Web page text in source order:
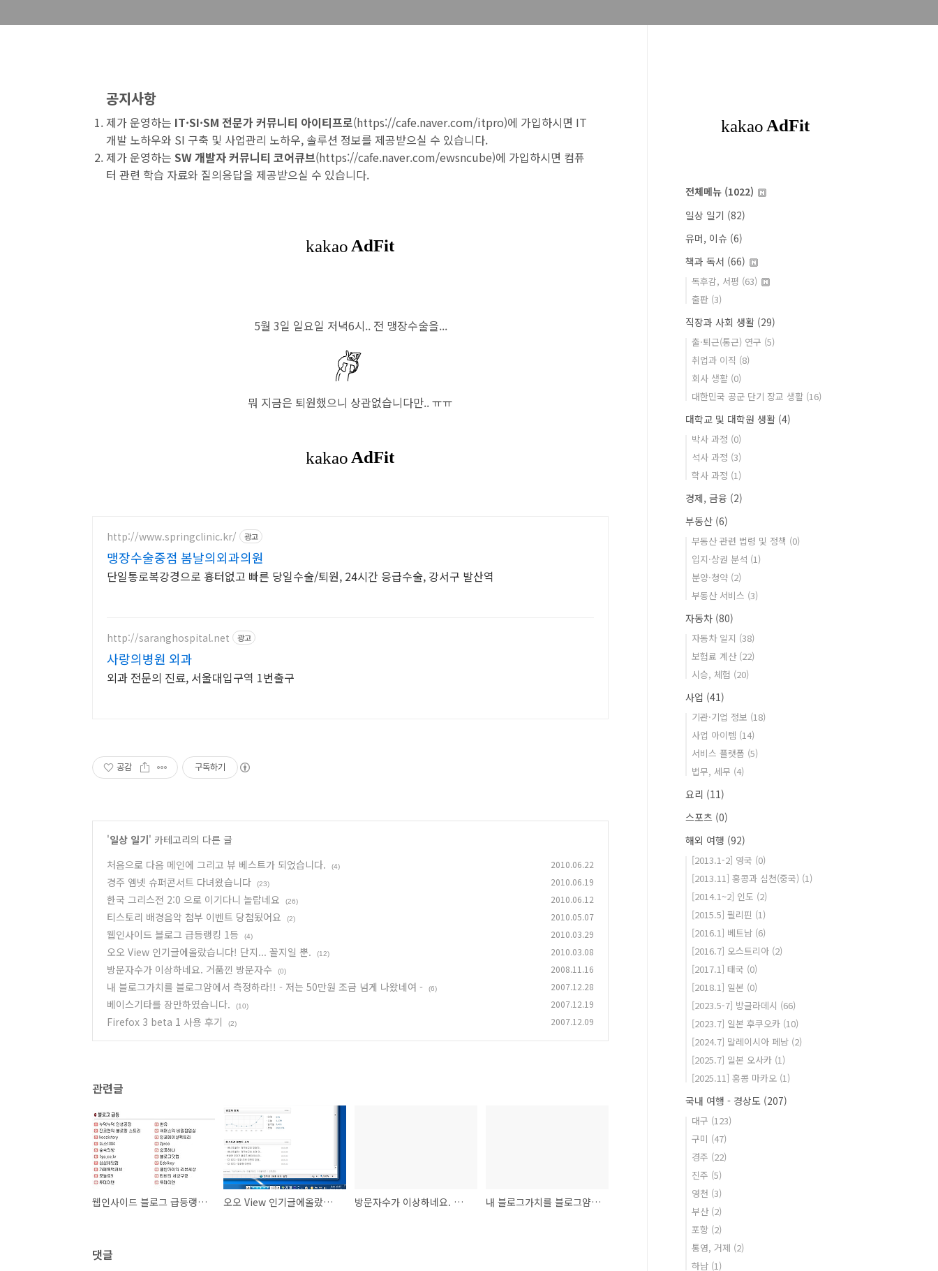
공지사항
제가 운영하는 IT·SI·SM 전문가 커뮤니티 아이티프로(https://cafe.naver.com/itpro)에 가입하시면 IT
개발 노하우와 SI 구축 및 사업관리 노하우, 솔루션 정보를 제공받으실 수 있습니다.
제가 운영하는 SW 개발자 커뮤니티 코어큐브(https://cafe.naver.com/ewsncube)에 가입하시면 컴퓨
터 관련 학습 자료와 질의응답을 제공받으실 수 있습니다.
5월 3일 일요일 저녁6시.. 전 맹장수술을...
뭐 지금은 퇴원했으니 상관없습니다만.. ㅠㅠ
http://www.springclinic.kr/ 광고
맹장수술중점 봄날의외과의원
단일통로복강경으로 흉터없고 빠른 당일수술/퇴원, 24시간 응급수술, 강서구 발산역
http://saranghospital.net 광고
사랑의병원 외과
외과 전문의 진료, 서울대입구역 1번출구
공감 구독하기
'일상 일기' 카테고리의 다른 글
처음으로 다음 메인에 그리고 뷰 베스트가 되었습니다.
(4) 2010.06.22
경주 엠넷 슈퍼콘서트 다녀왔습니다 (23) 2010.06.19
한국 그리스전 2:0 으로 이기다니 놀랍네요 (26) 2010.06.12
티스토리 배경음악 첨부 이벤트 당첨됬어요 (2) 2010.05.07
웹인사이드 블로그 급등랭킹 1등 (4) 2010.03.29
오오 View 인기글에올랐습니다! 단지... 꼴지일 뿐. (12) 2010.03.08
방문자수가 이상하네요. 거품낀 방문자수 (0) 2008.11.16
내 블로그가치를 블로그얌에서 측정하라!! - 저는 50만원 조금 넘게 나왔네여 - (6) 2007.12.28
베이스기타를 장만하였습니다. (10) 2007.12.19
Firefox 3 beta 1 사용 후기 (2) 2007.12.09
관련글
웹인사이드 블로그 급등랭킹 1등 오오 View 인기글에올랐습니다! 단지... 꼴지일 뿐. 방문자수가 이상하네요. 거품낀 방문자수 내 블로그가치를 블로그얌에서 측정하라!! - 저는 50만원 조금 넘게 나왔네여 -
댓글
전체메뉴 (1022)
일상 일기 (82)
유머, 이슈 (6)
책과 독서 (66)
독후감, 서평 (63)
출판 (3)
직장과 사회 생활 (29)
출·퇴근(통근) 연구 (5)
취업과 이직 (8)
회사 생활 (0)
대한민국 공군 단기 장교 생활 (16)
대학교 및 대학원 생활 (4)
박사 과정 (0)
석사 과정 (3)
학사 과정 (1)
경제, 금융 (2)
부동산 (6)
부동산 관련 법령 및 정책 (0)
입지·상권 분석 (1)
분양·청약 (2)
부동산 서비스 (3)
자동차 (80)
자동차 일지 (38)
보험료 계산 (22)
시승, 체험 (20)
사업 (41)
기관·기업 정보 (18)
사업 아이템 (14)
서비스 플랫폼 (5)
법무, 세무 (4)
요리 (11)
스포츠 (0)
해외 여행 (92)
[2013.1-2] 영국 (0)
[2013.11] 홍콩과 심천(중국) (1)
[2014.1~2] 인도 (2)
[2015.5] 필리핀 (1)
[2016.1] 베트남 (6)
[2016.7] 오스트리아 (2)
[2017.1] 태국 (0)
[2018.1] 일본 (0)
[2023.5-7] 방글라데시 (66)
[2023.7] 일본 후쿠오카 (10)
[2024.7] 말레이시아 페낭 (2)
[2025.7] 일본 오사카 (1)
[2025.11] 홍콩 마카오 (1)
국내 여행 - 경상도 (207)
대구 (123)
구미 (47)
경주 (22)
진주 (5)
영천 (3)
부산 (2)
포항 (2)
통영, 거제 (2)
하남 (1)